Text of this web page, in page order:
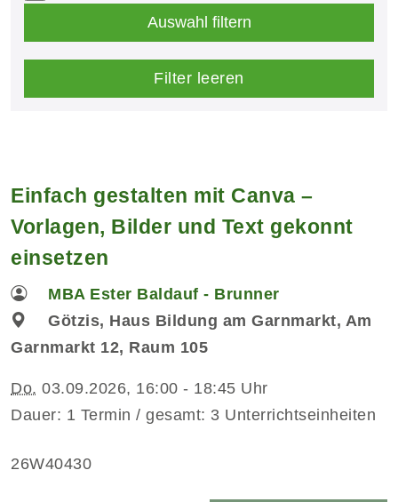
Auswahl filtern
Filter leeren
Einfach gestalten mit Canva –
Vorlagen, Bilder und Text gekonnt
einsetzen
MBA Ester Baldauf - Brunner
Götzis, Haus Bildung am Garnmarkt, Am
Garnmarkt 12, Raum 105
Do. 03.09.2026, 16:00 - 18:45 Uhr
Dauer: 1 Termin / gesamt: 3 Unterrichtseinheiten
26W40430